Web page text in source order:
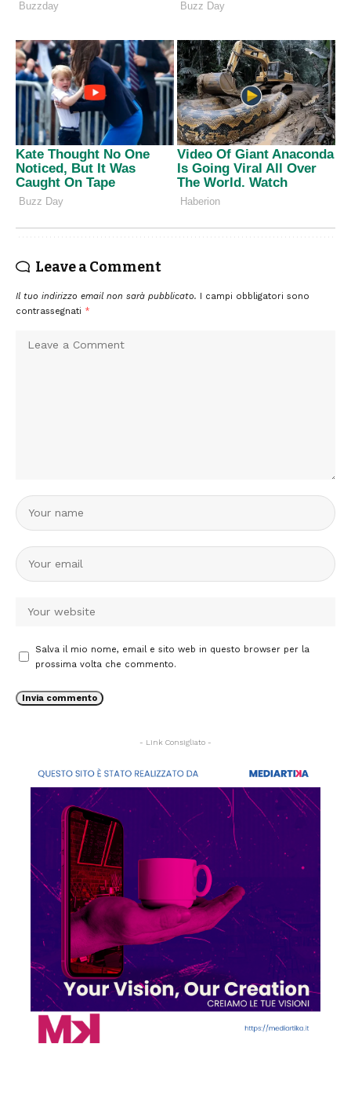
Leave a Comment
Il tuo indirizzo email non sarà pubblicato. I campi obbligatori sono
contrassegnati *
Salva il mio nome, email e sito web in questo browser per la
prossima volta che commento.
- Link Consigliato -